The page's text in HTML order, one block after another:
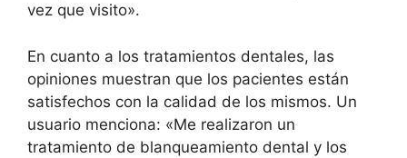
vez que visito».
En cuanto a los tratamientos dentales, las
opiniones muestran que los pacientes están
satisfechos con la calidad de los mismos. Un
usuario menciona: «Me realizaron un
tratamiento de blanqueamiento dental y los